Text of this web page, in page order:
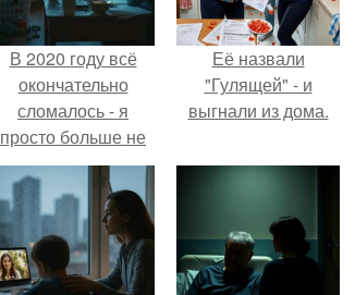
В 2020 году всё
окончательно
сломалось - я
просто больше не
тянула всё одна.
Её назвали
"Гулящей" - и
выгнали из дома.